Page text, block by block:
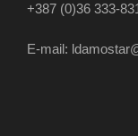
+387 (0)36 333-
E-mail: